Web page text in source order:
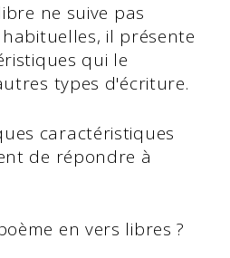
ne suive pas
il présente
qui le
types d'écriture.
caractéristiques
de répondre à
en vers libres ?